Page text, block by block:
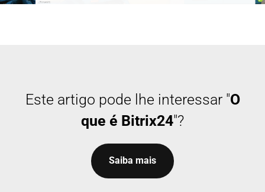
Este artigo pode lhe interessar "O
que é Bitrix24"?
Saiba mais